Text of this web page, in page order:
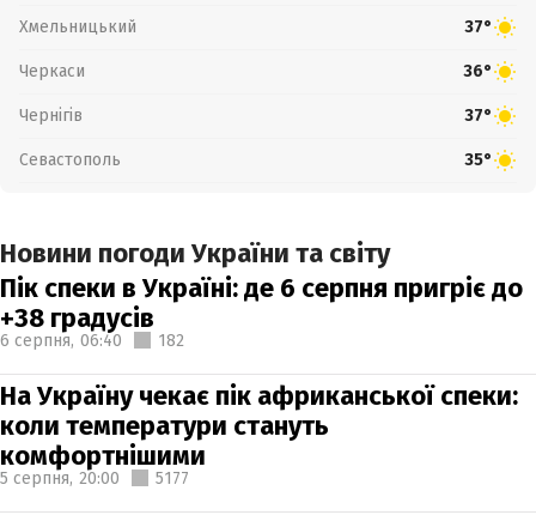
Хмельницький 37°
Черкаси 36°
Чернігів 37°
Севастополь 35°
Новини погоди України та світу
Пік спеки в Україні: де 6 серпня пригріє до
+38 градусів
6 серпня, 06:40 182
На Україну чекає пік африканської спеки:
коли температури стануть
комфортнішими
5 серпня, 20:00 5177